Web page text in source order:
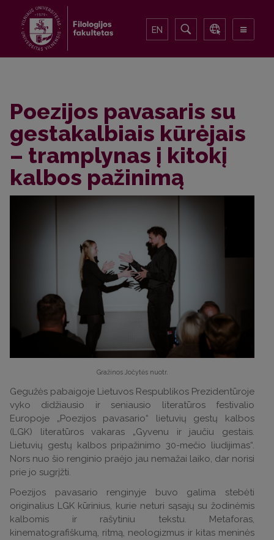
EN
Poezijos pavasaris su
gestakalbiais kūrėjais
– tramplynas į kitokį
kalbos pažinimą
Gražinos Jočytės nuotr.
Gegužės pabaigoje Lietuvos Respublikos Prezidentūroje
vyko didžiausio ir seniausio literatūros festivalio
Europoje „Poezijos pavasario“ lietuvių gestų kalbos
(LGK) literatūros vakaras „Gyvenu ir jaučiu gestais.
Lietuvių gestų kalbos pripažinimo 30-mečio liudijimas“.
Nors nuo šio renginio praėjo jau nemažai laiko, dar norisi
prie jo sugrįžti.
Poezijos pavasario renginyje buvo galima stebėti
originalius LGK kūrinius, kurie neturi sąsajų su žodinėmis
kalbomis ir rašytiniu tekstu. Metaforas,
kinematografiškumą, ritmą, neologizmus ir kitas meninės